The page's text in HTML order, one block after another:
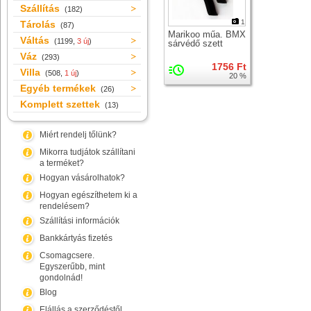
Szállítás (182)
Tárolás (87)
Váltás (1199, 3 új)
Váz (293)
Villa (508, 1 új)
Egyéb termékek (26)
Komplett szettek (13)
Miért rendelj tőlünk?
Mikorra tudjátok szállítani
a terméket?
Hogyan vásárolhatok?
Hogyan egészíthetem ki a
rendelésem?
Szállítási információk
Bankkártyás fizetés
Csomagcsere.
Egyszerűbb, mint
gondolnád!
Blog
1
Marikoo műa. BMX
sárvédő szett
1756 Ft
20 %